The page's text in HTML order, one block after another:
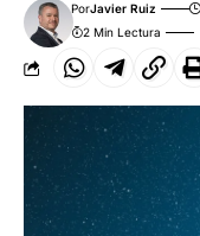
PorJavier Ruiz
2 Min Lectura